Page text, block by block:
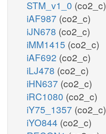
STM_v1_0 (co2_c)
iAF987 (co2_c)
iJN678 (co2_c)
iMM1415 (co2_c)
iAF692 (co2_c)
iLJ478 (co2_c)
iHN637 (co2_c)
iRC1080 (co2_c)
iY75_1357 (co2_c)
iYO844 (co2_c)